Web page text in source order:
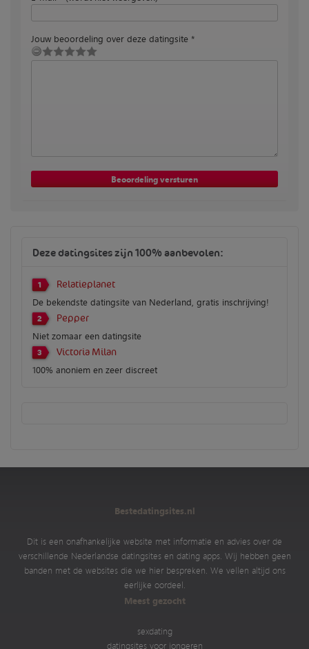
Jouw beoordeling over deze datingsite *
Deze datingsites zijn 100% aanbevolen:
1 Relatieplanet
De bekendste datingsite van Nederland, gratis inschrijving!
2 Pepper
Niet zomaar een datingsite
3 Victoria Milan
100% anoniem en zeer discreet
Bestedatingsites.nl
Dit is een onafhankelijke website met informatie en advies over de
verschillende Nederlandse datingsites en dating apps. Wij hebben geen
banden met de websites die we hier bespreken. We vellen altijd ons
eerlijke oordeel.
Meest gezocht
sexdating
datingsites voor jongeren